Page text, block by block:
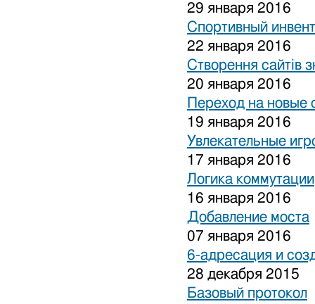
29 января 2016
Спортивный
22 января 2016
Створення сайтів
20 января 2016
Переход на новые
19 января 2016
Увлекательные
17 января 2016
Логика коммутации
16 января 2016
Добавление моста
07 января 2016
6-адресация и
28 декабря 2015
Базовый протокол